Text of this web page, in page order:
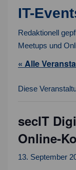
IT-
Redaktionell
Meetups und
« Alle
Diese
secIT
Online-
13. September